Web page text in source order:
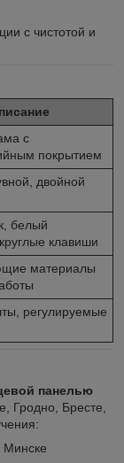
с чистотой и
с
покрытием
двойной
белый
клавиши
материалы
регулируемые
панелью
Гродно, Бресте,
Минске